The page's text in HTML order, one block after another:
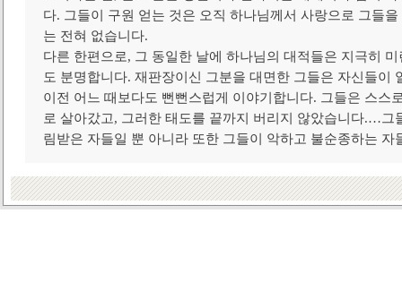
다. 그들이 구원 얻는 것은 오직 하나님께서 사랑으로 그들
는 전혀 없습니다.
다른 한편으로, 그 동일한 날에 하나님의 대적들은 지극히
도 분명합니다. 재판장이신 그분을 대면한 그들은 자신들이
이전 어느 때보다도 뻔뻔스럽게 이야기합니다. 그들은 스스
로 살아갔고, 그러한 태도를 끝까지 버리지 않았습니다.…그
림받은 자들일 뿐 아니라 또한 그들이 악하고 불순종하는 자